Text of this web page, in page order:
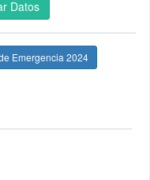
Datos
Emergencia 2024